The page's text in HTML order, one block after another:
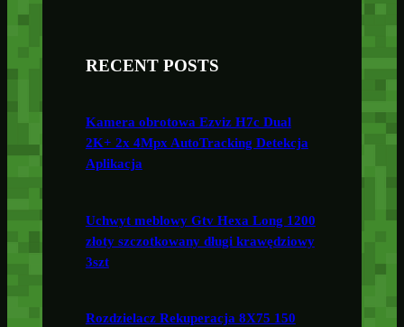
RECENT POSTS
Kamera obrotowa Ezviz H7c Dual
2K+ 2x 4Mpx AutoTracking Detekcja
Aplikacja
Uchwyt meblowy Gtv Hexa Long 1200
złoty szczotkowany długi krawędziowy
3szt
Rozdzielacz Rekuperacja 8X75 150